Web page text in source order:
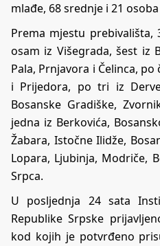
mlađe, 68 srednje i 21
Prema mjestu prebivališta,
osam iz Višegrada, šest iz
Pala, Prnjavora i Čelinca,
i Prijedora, po tri iz
Bosanske Gradiške,
jedna iz Berkovića,
Žabara, Istočne Ilidže,
Lopara, Ljubinja, Modriče,
Srpca.
U posljednja 24 sata
Republike Srpske
kod kojih je potvrđeno